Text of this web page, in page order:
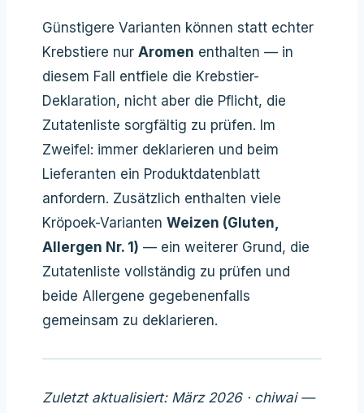
Günstigere Varianten können statt echter
Krebstiere nur Aromen enthalten — in
diesem Fall entfiele die Krebstier-
Deklaration, nicht aber die Pflicht, die
Zutatenliste sorgfältig zu prüfen. Im
Zweifel: immer deklarieren und beim
Lieferanten ein Produktdatenblatt
anfordern. Zusätzlich enthalten viele
Kröpoek-Varianten Weizen (Gluten,
Allergen Nr. 1) — ein weiterer Grund, die
Zutatenliste vollständig zu prüfen und
beide Allergene gegebenenfalls
gemeinsam zu deklarieren.
Zuletzt aktualisiert: März 2026 · chiwai —